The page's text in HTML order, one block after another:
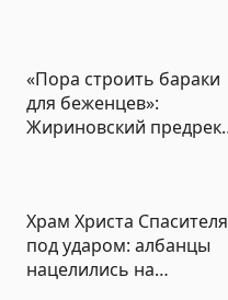
«Пора строить бараки
для беженцев»:
Жириновский предрек
Храм Христа Спасителя
под ударом: албанцы
нацелились на